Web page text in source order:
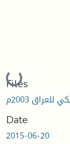
Loading...
Files
Date
2015-06-20